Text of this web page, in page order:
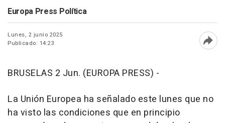
Europa Press Política
Lunes, 2 junio 2025
Publicado: 14:23
BRUSELAS 2 Jun. (EUROPA PRESS) -
La Unión Europea ha señalado este lunes que no
ha visto las condiciones que en principio